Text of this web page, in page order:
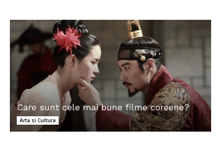
Care sunt cele mai bune filme coreene?
Arta si Cultura